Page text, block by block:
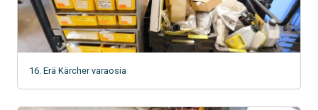
16. Erä Kärcher varaosia